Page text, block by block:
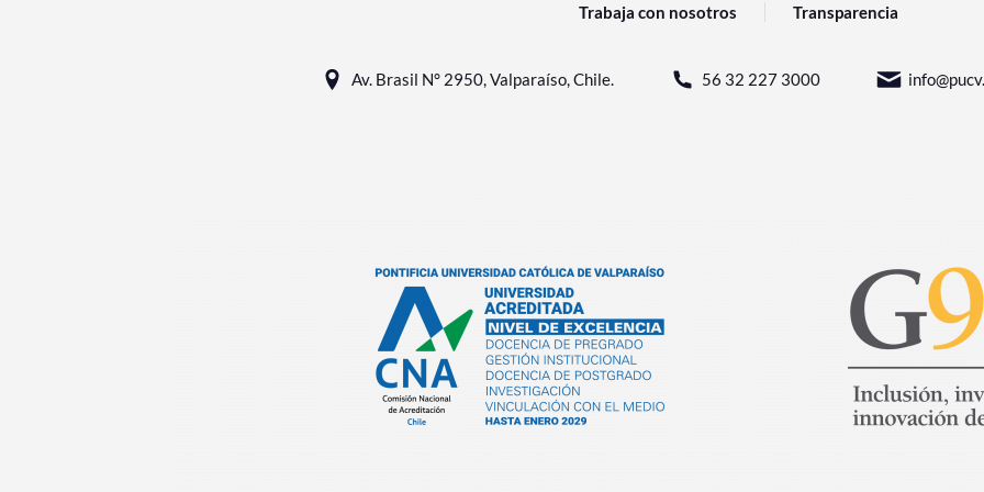
Trabaja con nosotros Transparencia
Av. Brasil N° 2950, Valparaíso, Chile. 56 32 227 3000